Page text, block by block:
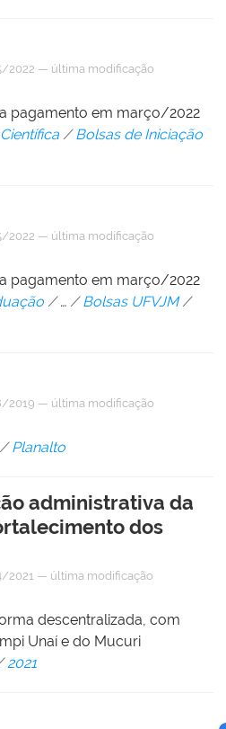
2022 — última modificação
pagamento em março/2022
/Bolsas de Iniciação
2022 — última modificação
pagamento em março/2022
/… /Bolsas UFVJM /
2019 — última modificação
/Planalto
administrativa da
dos
2021 — última modificação
descentralizada, com
Unaí e do Mucuri
2021